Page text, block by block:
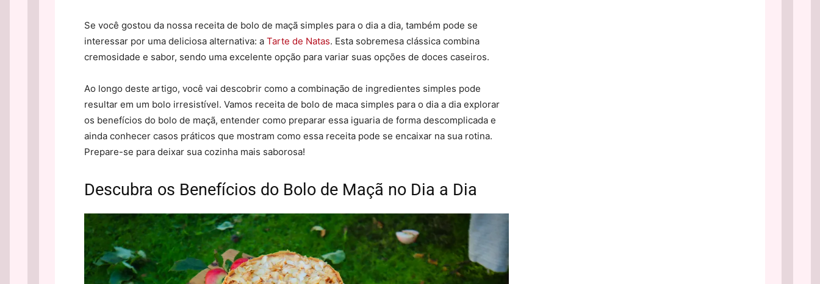
Se você gostou da nossa receita de bolo de maçã simples para o dia a dia, também pode se
interessar por uma deliciosa alternativa: a Tarte de Natas. Esta sobremesa clássica combina
cremosidade e sabor, sendo uma excelente opção para variar suas opções de doces caseiros.
Ao longo deste artigo, você vai descobrir como a combinação de ingredientes simples pode
resultar em um bolo irresistível. Vamos receita de bolo de maca simples para o dia a dia explorar
os benefícios do bolo de maçã, entender como preparar essa iguaria de forma descomplicada e
ainda conhecer casos práticos que mostram como essa receita pode se encaixar na sua rotina.
Prepare-se para deixar sua cozinha mais saborosa!
Descubra os Benefícios do Bolo de Maçã no Dia a Dia